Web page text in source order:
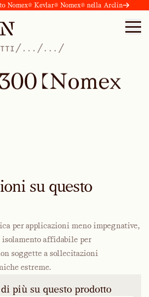
Nomex® Kevlar® Nomex® nella Arclin
/ ... /... /
300 (Nomex
su questo
per applicazioni meno impegnative,
affidabile per
soggette a sollecitazioni
estreme.
più su questo prodotto